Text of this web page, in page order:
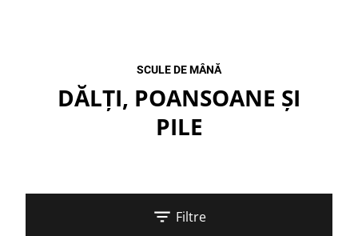
SCULE DE MÂNĂ
DĂLȚI, POANSOANE ȘI
PILE
Filtre